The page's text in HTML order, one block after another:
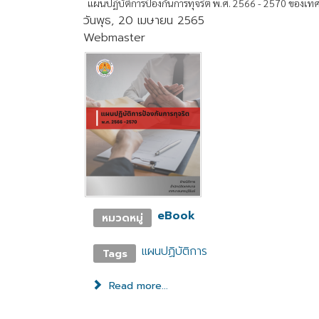
แผนปฏิบัติการป้องกันการทุจริต พ.ศ. 2566 - 2570 ของเท
วันพุธ, 20 เมษายน 2565
Webmaster
หมวดหมู่ eBook
Tags แผนปฏิบัติการ
Read more...